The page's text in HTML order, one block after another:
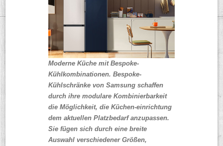
Moderne Küche mit Bespoke-
Kühlkombinationen. Bespoke-
Kühlschränke von Samsung schaffen
durch ihre modulare Kombinierbarkeit
die Möglichkeit, die Küchen-einrichtung
dem aktuellen Platzbedarf anzupassen.
Sie fügen sich durch eine breite
Auswahl verschiedener Größen,